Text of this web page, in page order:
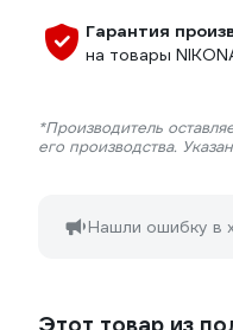
Гарантия
на товары
*Производитель
его производства.
Нашли ошибку в